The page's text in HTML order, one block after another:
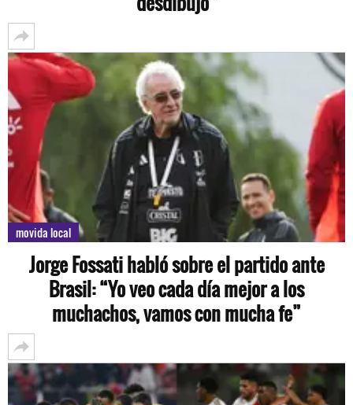
movida local
Jorge Fossati habló sobre el partido ante
Brasil: “Yo veo cada día mejor a los
muchachos, vamos con mucha fe”